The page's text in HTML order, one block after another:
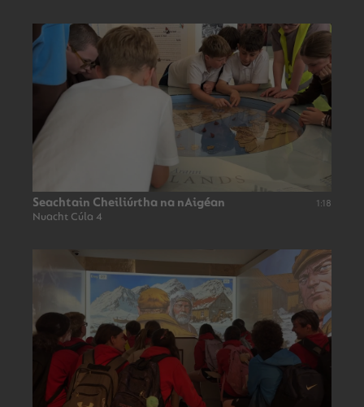
Seachtain Cheiliúrtha na nAigéan
Nuacht Cúla 4
1:18